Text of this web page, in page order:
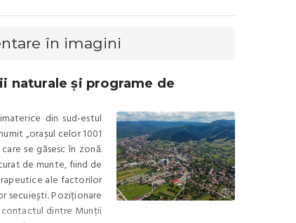
în imagini
naturale și programe de
din sud-estul
„orașul celor 1001
se găsesc în zonă.
de munte, fiind de
ale factorilor
secuiești. Poziționare
contactul dintre Munții